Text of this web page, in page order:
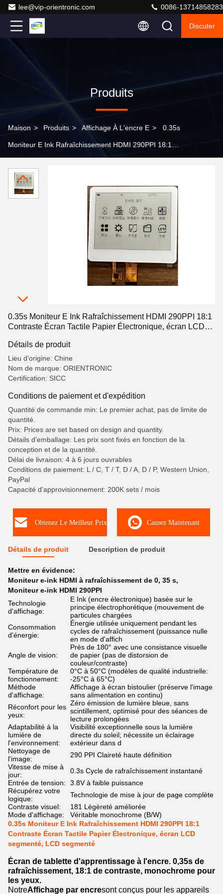
lee@vip-orientronic.com 0086-13714858283
Discuter
Produits
Maison > Produits > Affichage À L'encre E > 0.35s
Moniteur E Ink Rafraîchissement HDMI 290PPI 18:1
segmenté, LCD segmenté
0.35s Moniteur E Ink Rafraîchissement HDMI 290PPI 18:1
Contraste Écran Tactile Papier Électronique, écran LCD
Détails de produit
Lieu d'origine: Chine
Nom de marque: ORIENTRONIC
Certification: SICC
Conditions de paiement et d'expédition
Quantité de commande min: Le premier achat, pas de limite de
quantité.
Prix: Prices are set based on design and quantity.
Détails d'emballage: Les prix sont fixés en fonction de la
conception et de la quantité.
Délai de livraison: 4 à 6 jours ouvrables
Conditions de paiement: L / C, T / T, D / A, D / P, Western Union,
PayPal
Capacité d'approvisionnement: 200K sets / mois
Obtenez Le Meilleur Prix Causez Maintenant
Détails de produit Description de produit
Mettre en évidence:
Moniteur e-ink HDMI à rafraîchissement de 0, 35 s,
Moniteur e-ink HDMI 290PPI
Technologie
d'affichage:
E Ink (encre électronique) basée sur le
principe électrophorétique (mouvement de
particules chargées
Consommation
d'énergie:
Énergie utilisée uniquement pendant les
cycles de rafraîchissement (puissance nulle
en mode d'affich
Angle de vision:
Près de 180° avec une consistance visuelle
de papier (pas de distorsion de
couleur/contraste)
Température de
fonctionnement:
0°C à 50°C (modèles de qualité industrielle:
-25°C à 65°C)
Méthode
d'affichage:
Affichage à écran bistoulier (préserve l'image
sans alimentation en continu)
Réconfort pour les
yeux:
Zéro émission de lumière bleue, sans
scintillement, optimisé pour des séances de
lecture prolongées
Adaptabilité à la
lumière de
l'environnement:
Visibilité exceptionnelle sous la lumière
directe du soleil; nécessite un éclairage
extérieur dans d
Nettoyage de
l'image:
290 PPI Claireté haute définition
Vitesse de mise à
jour:
0.3s Cycle de rafraîchissement instantané
Entrée de tension:
3.8V à faible puissance
Récupérez votre
logique:
Technologie de mise à jour de page complète
Contraste visuel:
181 Légèreté améliorée
Mode d'affichage:
Véritable monochrome (B/W)
0.35s Moniteur E Ink Rafraîchissement HDMI 290PPI 18:1
Contraste Écran Tactile Papier Électronique, écran LCD
segmenté, LCD segmenté
Écran de tablette d'apprentissage à l'encre. 0,35s de
rafraîchissement, 18:1 de contraste, monochrome pour
les yeux.
NotreAffichage par encresont conçus pour les appareils